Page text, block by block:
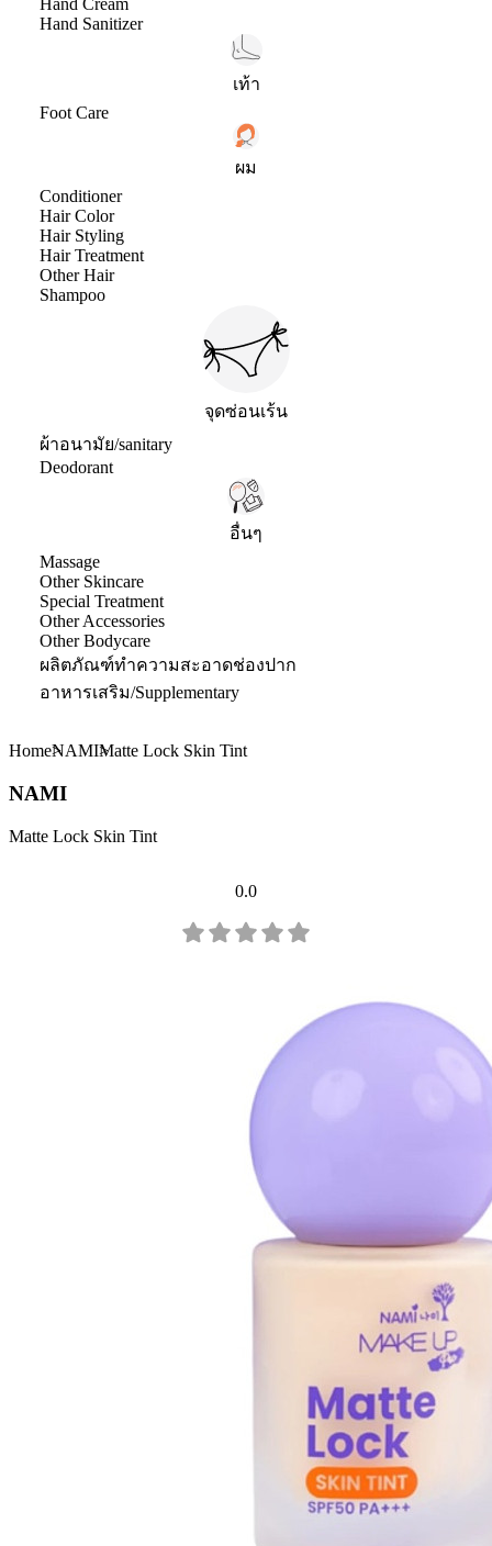
Hand Cream
Hand Sanitizer
เท้า
Foot Care
ผม
Conditioner
Hair Color
Hair Styling
Hair Treatment
Other Hair
Shampoo
จุดซ่อนเร้น
ผ้าอนามัย/sanitary
Deodorant
อื่นๆ
Massage
Other Skincare
Special Treatment
Other Accessories
Other Bodycare
ผลิตภัณฑ์ทำความสะอาดช่องปาก
อาหารเสริม/Supplementary
HomeNAMIMatte Lock Skin Tint
NAMI
Matte Lock Skin Tint
0.0